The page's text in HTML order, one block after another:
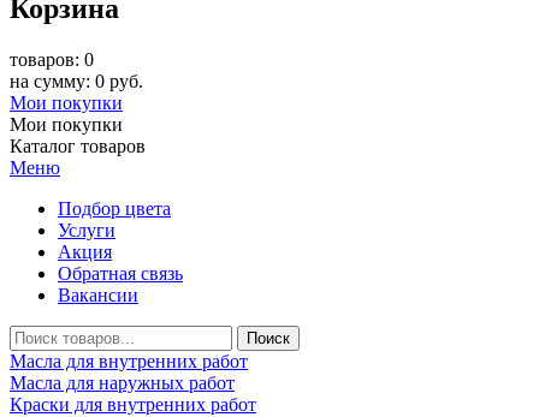
Корзина
товаров: 0
на сумму: 0 руб.
Мои покупки
Мои покупки
Каталог товаров
Меню
Подбор цвета
Услуги
Акция
Обратная связь
Вакансии
Масла для внутренних работ
Масла для наружных работ
Краски для внутренних работ